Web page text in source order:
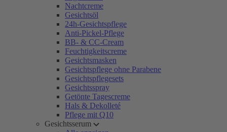
Nachtcreme
Gesichtsöl
24h-Gesichtspflege
Anti-Pickel-Pflege
BB- & CC-Cream
Feuchtigkeitscreme
Gesichtsmasken
Gesichtspflege ohne Parabene
Gesichtspflegesets
Gesichtsspray
Getönte Tagescreme
Hals & Dekolleté
Pflege mit Q10
Gesichtsserum